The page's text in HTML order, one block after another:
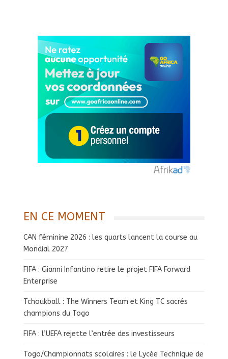
EN CE MOMENT
CAN féminine 2026 : les quarts lancent la course au
Mondial 2027
FIFA : Gianni Infantino retire le projet FIFA Forward
Enterprise
Tchoukball : The Winners Team et King TC sacrés
champions du Togo
FIFA : l’UEFA rejette l’entrée des investisseurs
Togo/Championnats scolaires : le Lycée Technique de